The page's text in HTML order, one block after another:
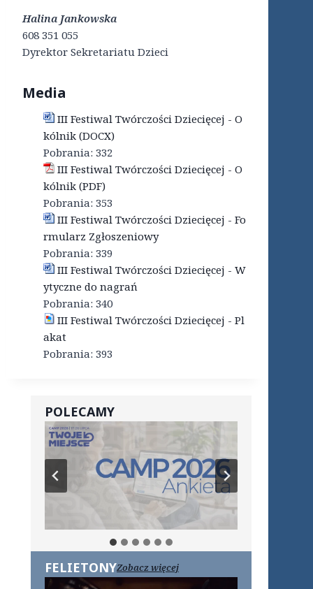
Halina Jankowska
608 351 055
Dyrektor Sekretariatu Dzieci
Media
III Festiwal Twórczości Dziecięcej - O
kólnik (DOCX)
Pobrania: 332
III Festiwal Twórczości Dziecięcej - O
kólnik (PDF)
Pobrania: 353
III Festiwal Twórczości Dziecięcej - Fo
rmularz Zgłoszeniowy
Pobrania: 339
III Festiwal Twórczości Dziecięcej - W
ytyczne do nagrań
Pobrania: 340
III Festiwal Twórczości Dziecięcej - Pl
akat
Pobrania: 393
POLECAMY
FELIETONYZobacz więcej